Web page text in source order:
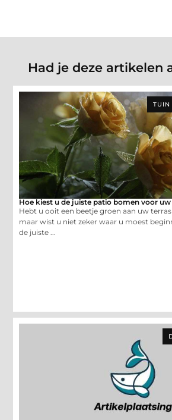
Had je deze artikelen
TUIN
Hoe kiest u de juiste patio bomen voor uw
Hebt u ooit een beetje groen aan uw
maar wist u niet zeker waar u moest
de juiste ...